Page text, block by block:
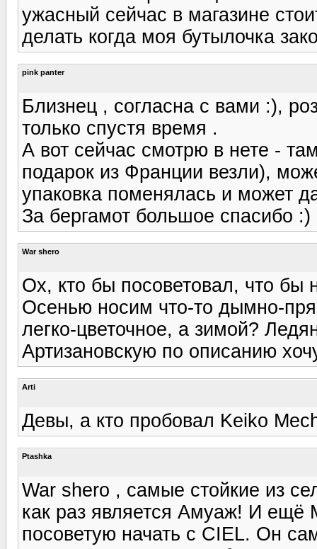
ужасный сейчас в магазине
делать когда моя бутылочка
pink panter
Близнец , согласна с вами :),
только спустя время .
А вот сейчас смотрю в нете -
подарок из Франции везли),
упаковка поменялась и может
За бергамот большое спасибо :)
War shero
Ох, кто бы посоветовал, что бы
Осенью носим что-то дымно-
легко-цветочное, а зимой?
Артизановскую по описанию
Arti
Девы, а кто пробовал Keiko
Ptashka
War shero , самые стойкие из
как раз является Амуаж! И ещё
посоветую начать с CIEL. Он